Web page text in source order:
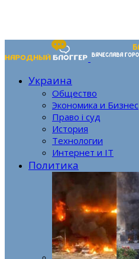
Украина
Общество
Экономика и Бизнес
Право і суд
История
Технологии
Интернет и IT
Политика